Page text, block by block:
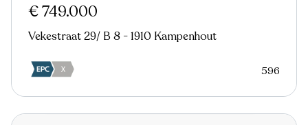
€ 749.000
Vekestraat 29/ B 8 - 1910 Kampenhout
596